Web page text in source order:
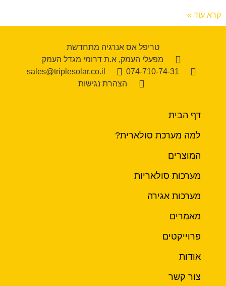
קרא עוד »
טריפל אס אנרגיה מתחדשת
מפעלי העמק, א.ת דרומי מגדל העמק
074-710-74-31
sales@triplesolar.co.il
הצהרת נגישות
דף הבית
למה מערכת סולארית?
המוצרים
מערכות סולאריות
מערכות אגירה
מאמרים
פרוייקטים
אודות
צור קשר